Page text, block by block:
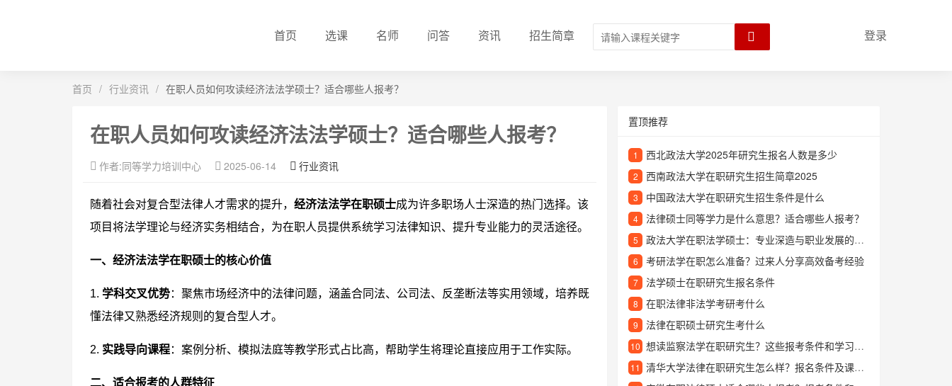
首页 选课 名师 问答 资讯 招生简章 登录
首页 / 行业资讯 / 在职人员如何攻读经济法法学硕士？适合哪些人报考？
在职人员如何攻读经济法法学硕士？适合哪些人报考？
作者:同等学力培训中心 2025-06-14 行业资讯
随着社会对复合型法律人才需求的提升， 经济法法学在职硕士成为许多职场人士深造的热门选择。该
项目将法学理论与经济实务相结合，为在职人员提供系统学习法律知识、提升专业能力的灵活途径。
一、经济法法学在职硕士的核心价值
1. 学科交叉优势：聚焦市场经济中的法律问题，涵盖合同法、公司法、反垄断法等实用领域，培养既
懂法律又熟悉经济规则的复合型人才。
2. 实践导向课程：案例分析、模拟法庭等教学形式占比高，帮助学生将理论直接应用于工作实际。
二、适合报考的人群特征
置顶推荐
1 西北政法大学2025年研究生报名人数是多少
2 西南政法大学在职研究生招生简章2025
3 中国政法大学在职研究生招生条件是什么
4 法律硕士同等学力是什么意思？适合哪些人报考？
5 政法大学在职法学硕士：专业深造与职业发展的理想选择
6 考研法学在职怎么准备？过来人分享高效备考经验
7 法学硕士在职研究生报名条件
8 在职法律非法学考研考什么
9 法律在职硕士研究生考什么
10 想读监察法学在职研究生？这些报考条件和学习内容要提前了解
11 清华大学法律在职研究生怎么样？报名条件及课程设置详解